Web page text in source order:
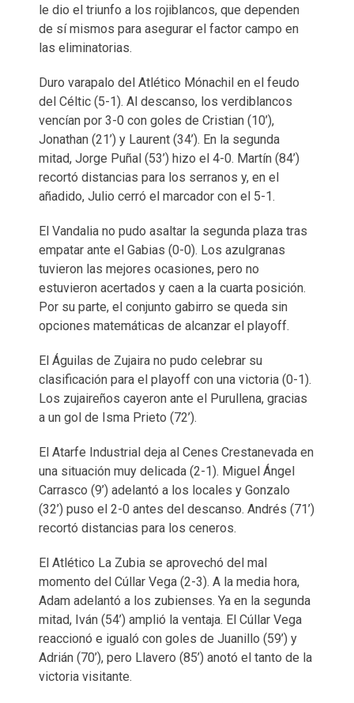
le dio el triunfo a los rojiblancos, que dependen
de sí mismos para asegurar el factor campo en
las eliminatorias.
Duro varapalo del Atlético Mónachil en el feudo
del Céltic (5-1). Al descanso, los verdiblancos
vencían por 3-0 con goles de Cristian (10’),
Jonathan (21’) y Laurent (34’). En la segunda
mitad, Jorge Puñal (53’) hizo el 4-0. Martín (84’)
recortó distancias para los serranos y, en el
añadido, Julio cerró el marcador con el 5-1.
El Vandalia no pudo asaltar la segunda plaza tras
empatar ante el Gabias (0-0). Los azulgranas
tuvieron las mejores ocasiones, pero no
estuvieron acertados y caen a la cuarta posición.
Por su parte, el conjunto gabirro se queda sin
opciones matemáticas de alcanzar el playoff.
El Águilas de Zujaira no pudo celebrar su
clasificación para el playoff con una victoria (0-1).
Los zujaireños cayeron ante el Purullena, gracias
a un gol de Isma Prieto (72’).
El Atarfe Industrial deja al Cenes Crestanevada en
una situación muy delicada (2-1). Miguel Ángel
Carrasco (9’) adelantó a los locales y Gonzalo
(32’) puso el 2-0 antes del descanso. Andrés (71’)
recortó distancias para los ceneros.
El Atlético La Zubia se aprovechó del mal
momento del Cúllar Vega (2-3). A la media hora,
Adam adelantó a los zubienses. Ya en la segunda
mitad, Iván (54’) amplió la ventaja. El Cúllar Vega
reaccionó e igualó con goles de Juanillo (59’) y
Adrián (70’), pero Llavero (85’) anotó el tanto de la
victoria visitante.